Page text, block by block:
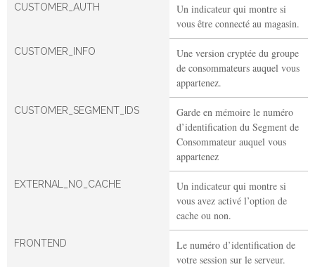
CUSTOMER_AUTH
Un indicateur qui montre si
vous être connecté au magasin.
CUSTOMER_INFO
Une version cryptée du groupe
de consommateurs auquel vous
appartenez.
CUSTOMER_SEGMENT_IDS
Garde en mémoire le numéro
d’identification du Segment de
Consommateur auquel vous
appartenez
EXTERNAL_NO_CACHE
Un indicateur qui montre si
vous avez activé l’option de
cache ou non.
FRONTEND
Le numéro d’identification de
votre session sur le serveur.